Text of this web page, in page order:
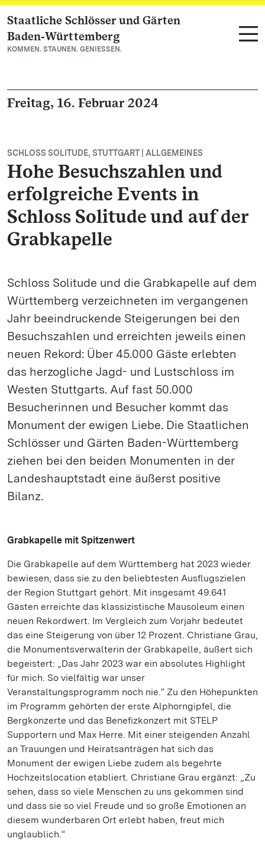
Zum Hauptinhalt springen
Staatliche Schlösser und Gärten
Baden‑Württemberg
KOMMEN. STAUNEN. GENIESSEN.
Freitag, 16. Februar 2024
SCHLOSS SOLITUDE, STUTTGART | ALLGEMEINES
Hohe Besuchszahlen und
erfolgreiche Events in
Schloss Solitude und auf der
Grabkapelle
Schloss Solitude und die Grabkapelle auf dem
Württemberg verzeichneten im vergangenen
Jahr beeindruckende Steigerungen bei den
Besuchszahlen und erreichten jeweils einen
neuen Rekord: Über 45.000 Gäste erlebten
das herzogliche Jagd- und Lustschloss im
Westen Stuttgarts. Auf fast 50.000
Besucherinnen und Besucher kommt das
Monument der ewigen Liebe. Die Staatlichen
Schlösser und Gärten Baden-Württemberg
ziehen bei den beiden Monumenten in der
Landeshauptstadt eine äußerst positive
Bilanz.
Grabkapelle mit Spitzenwert
Die Grabkapelle auf dem Württemberg hat 2023 wieder
bewiesen, dass sie zu den beliebtesten Ausflugszielen
der Region Stuttgart gehört. Mit insgesamt 49.641
Gästen erreichte das klassizistische Mausoleum einen
neuen Rekordwert. Im Vergleich zum Vorjahr bedeutet
das eine Steigerung von über 12 Prozent. Christiane Grau,
die Monumentsverwalterin der Grabkapelle, äußert sich
begeistert: „Das Jahr 2023 war ein absolutes Highlight
für mich. So vielfältig war unser
Veranstaltungsprogramm noch nie.“ Zu den Höhepunkten
im Programm gehörten der erste Alphorngipfel, die
Bergkonzerte und das Benefizkonzert mit STELP
Supportern und Max Herre. Mit einer steigenden Anzahl
an Trauungen und Heiratsanträgen hat sich das
Monument der ewigen Liebe zudem als begehrte
Hochzeitslocation etabliert. Christiane Grau ergänzt: „Zu
sehen, dass so viele Menschen zu uns gekommen sind
und dass sie so viel Freude und so große Emotionen an
diesem wunderbaren Ort erlebt haben, freut mich
unglaublich.“